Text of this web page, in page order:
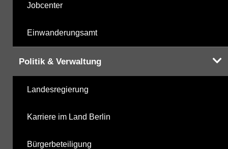
Jobcenter
Einwanderungsamt
Politik & Verwaltung
Landesregierung
Karriere im Land Berlin
Bürgerbeteiligung